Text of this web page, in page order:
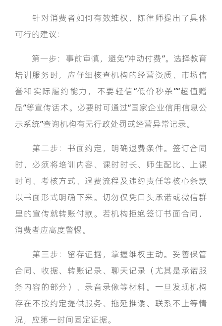
针对消费者如何有效维权，陈律师提出了具体
可行的建议：
第一步：事前审慎，避免“冲动付费”。选择教育
培训服务时，应仔细核查机构的经营资质、市场信
誉和实际履约能力，不要轻信“低价秒杀”“超值赠
品”等宣传话术。必要时可通过“国家企业信用信息公
示系统”查询机构有无行政处罚或经营异常记录。
第二步：书面约定，明确退费条件。签订合同
时，必须将培训内容、课时时长、师生配比、上课
时间、考核方式、退费流程及违约责任等核心条款
以书面形式明确下来。切勿仅凭口头承诺或微信群
里的宣传就转账付款。若机构拒绝签订书面合同，
消费者应高度警惕。
第三步：留存证据，掌握维权主动。妥善保管
合同、收据、转账记录、聊天记录（尤其是承诺服
务内容的部分）、录音录像等材料。一旦发现机构
存在不按约定提供服务、拖延推诿、联系不上等情
况，应第一时间固定证据。